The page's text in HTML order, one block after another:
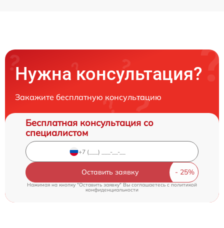
Нужна консультация?
Закажите бесплатную консультацию
Бесплатная консультация со
специалистом
Оставить заявку
Нажимая на кнопку "Оставить заявку" Вы соглашаетесь c политикой
конфиденциальности